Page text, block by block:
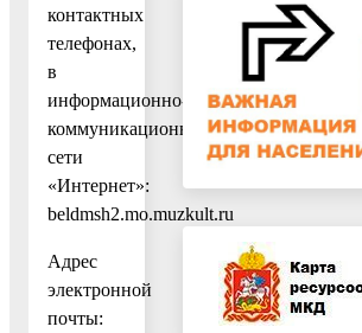
контактных
телефонах,
в
информационно-
коммуникационной
сети
«Интернет»:
beldmsh2.mo.muzkult.ru
Адрес
электронной
почты: